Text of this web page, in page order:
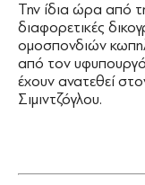
Την ίδια ώρα από
διαφορετικές
ομοσπονδιών
από τον υφυπουργό
έχουν ανατεθεί
Σιμιντζόγλου.